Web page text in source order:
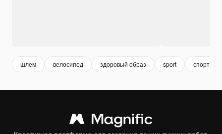
шлем велосипед здоровый образ sport спорт